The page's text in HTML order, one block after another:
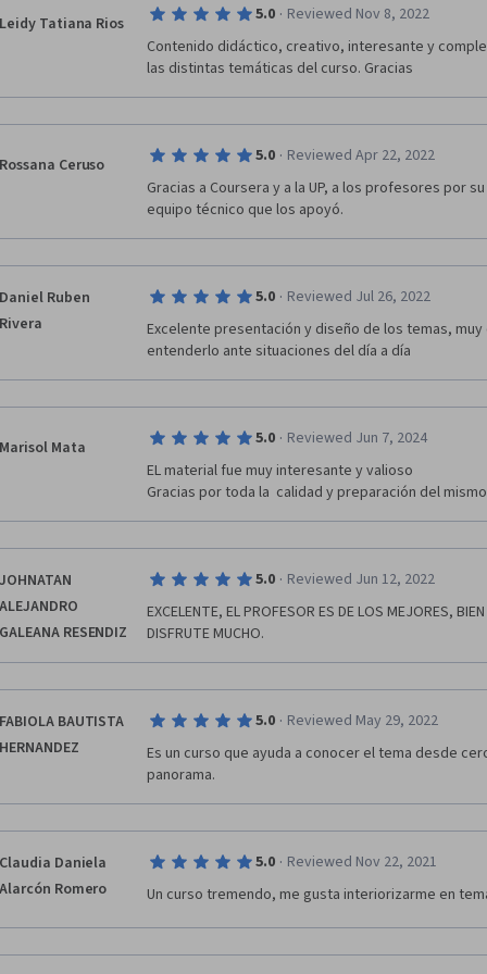
Leidy Tatiana Rios 5.0 · Reviewed Nov 8, 2022
Contenido didáctico, creativo, interesante y
las distintas temáticas del curso. Gracias
Rossana Ceruso 5.0 · Reviewed Apr 22, 2022
Gracias a Coursera y a la UP, a los profesores por
equipo técnico que los apoyó.
Daniel Ruben
Rivera
5.0 · Reviewed Jul 26, 2022
Excelente presentación y diseño de los temas,
entenderlo ante situaciones del día a día
Marisol Mata 5.0 · Reviewed Jun 7, 2024
EL material fue muy interesante y valioso
Gracias por toda la  calidad y preparación del
JOHNATAN
ALEJANDRO
GALEANA RESENDIZ
5.0 · Reviewed Jun 12, 2022
EXCELENTE, EL PROFESOR ES DE LOS MEJORES,
DISFRUTE MUCHO.
FABIOLA BAUTISTA
HERNANDEZ
5.0 · Reviewed May 29, 2022
Es un curso que ayuda a conocer el tema desde
panorama.
Claudia Daniela
Alarcón Romero
5.0 · Reviewed Nov 22, 2021
Un curso tremendo, me gusta interiorizarme en